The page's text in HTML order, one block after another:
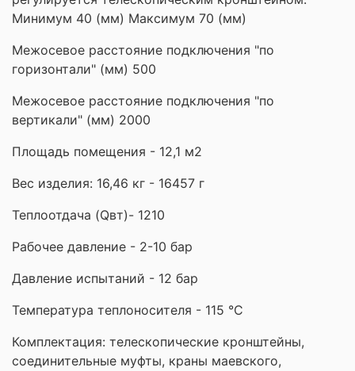
Минимум 40 (мм) Максимум 70 (мм)
Межосевое расстояние подключения "по
горизонтали" (мм) 500
Межосевое расстояние подключения "по
вертикали" (мм) 2000
Площадь помещения - 12,1 м2
Вес изделия: 16,46 кг - 16457 г
Теплоотдача (Qвт)- 1210
Рабочее давление - 2-10 бар
Давление испытаний - 12 бар
Температура теплоносителя - 115 °С
Комплектация: телескопические кронштейны,
соединительные муфты, краны маевского,